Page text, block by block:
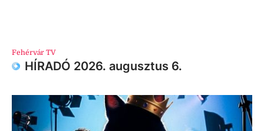
Fehérvár TV
HÍRADÓ 2026. augusztus 6.